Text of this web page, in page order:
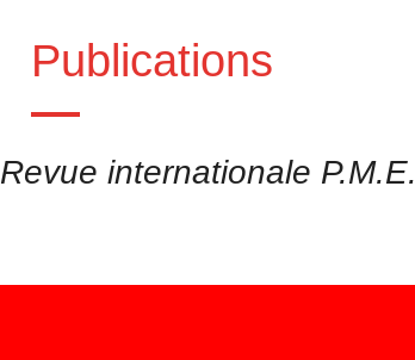
Publications
Revue internationale P.M.E.